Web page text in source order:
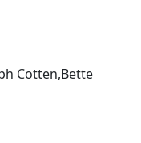
Cotten,Bette